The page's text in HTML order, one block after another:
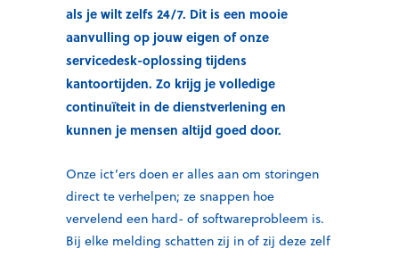
als je wilt zelfs 24/7. Dit is een mooie
aanvulling op jouw eigen of onze
servicedesk-oplossing tijdens
kantoortijden. Zo krijg je volledige
continuïteit in de dienstverlening en
kunnen je mensen altijd goed door.
Onze ict’ers doen er alles aan om storingen
direct te verhelpen; ze snappen hoe
vervelend een hard- of softwareprobleem is.
Bij elke melding schatten zij in of zij deze zelf